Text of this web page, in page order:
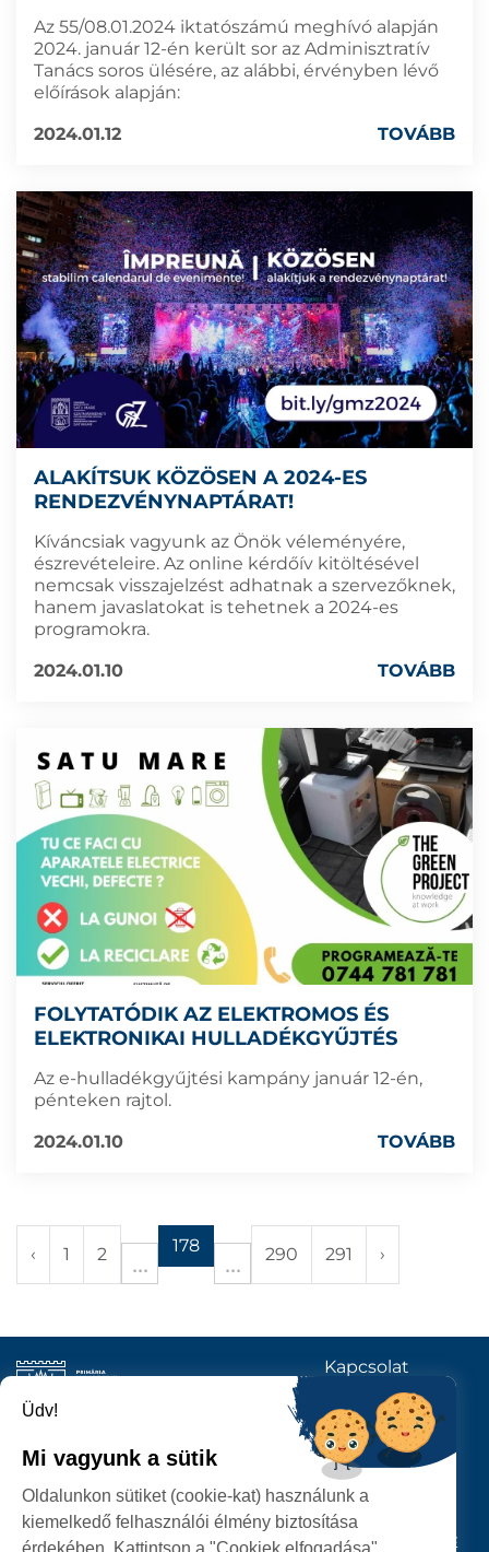
Az 55/08.01.2024 iktatószámú meghívó alapján
2024. január 12-én került sor az Adminisztratív
Tanács soros ülésére, az alábbi, érvényben lévő
előírások alapján:
2024.01.12
TOVÁBB
ALAKÍTSUK KÖZÖSEN A 2024-ES
RENDEZVÉNYNAPTÁRAT!
Kíváncsiak vagyunk az Önök véleményére,
észrevételeire. Az online kérdőív kitöltésével
nemcsak visszajelzést adhatnak a szervezőknek,
hanem javaslatokat is tehetnek a 2024-es
programokra.
2024.01.10
TOVÁBB
FOLYTATÓDIK AZ ELEKTROMOS ÉS
ELEKTRONIKAI HULLADÉKGYŰJTÉS
Az e-hulladékgyűjtési kampány január 12-én,
pénteken rajtol.
2024.01.10
TOVÁBB
‹ 1 2 178 290 291 ›
SZATMÁRNÉMETI
POLGÁRMESTERI HIVATAL
P-ȚA 25 OCTOMBRIE, NR. 1 CORP M, 440026 SATU MARE
Kapcsolat
KÖVESSENEK
Üdv!
Mi vagyunk a sütik
Oldalunkon sütiket (cookie-kat) használunk a
kiemelkedő felhasználói élmény biztosítása
érdekében. Kattintson a "Cookiek elfogadása"